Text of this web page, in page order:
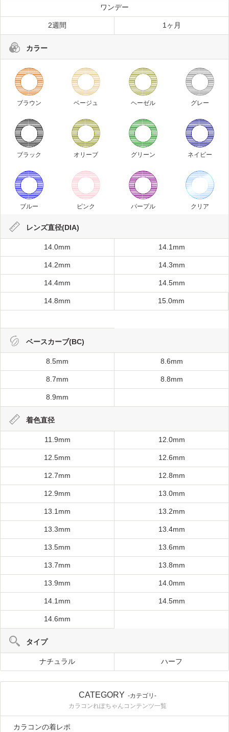
ワンデー
2週間 1ヶ月
カラー
ブラウン ベージュ ヘーゼル グレー
ブラック オリーブ グリーン ネイビー
ブルー ピンク パープル クリア
レンズ直径(DIA)
14.0mm 14.1mm
14.2mm 14.3mm
14.4mm 14.5mm
14.8mm 15.0mm
ベースカーブ(BC)
8.5mm 8.6mm
8.7mm 8.8mm
8.9mm
着色直径
11.9mm 12.0mm
12.5mm 12.6mm
12.7mm 12.8mm
12.9mm 13.0mm
13.1mm 13.2mm
13.3mm 13.4mm
13.5mm 13.6mm
13.7mm 13.8mm
13.9mm 14.0mm
14.1mm 14.5mm
14.6mm
タイプ
ナチュラル ハーフ
CATEGORY -カテゴリ-
カラコンれぽちゃんコンテンツ一覧
カラコンの着レポ